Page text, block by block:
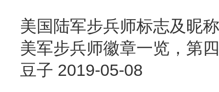
美国陆军步兵师标志及昵
美军步兵师徽章一览，第
豆子 2019-05-08